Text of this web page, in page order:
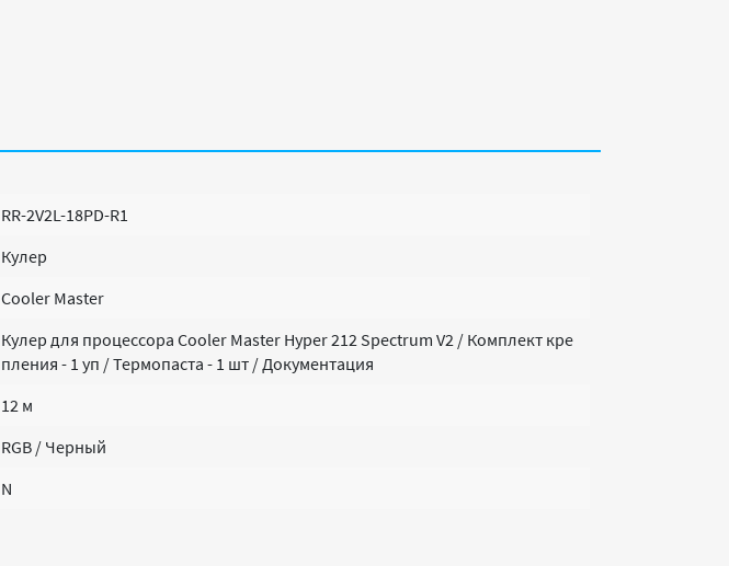
RR-2V2L-18PD-R1
Кулер
Cooler Master
Кулер для процессора Cooler Master Hyper 212 Spectrum V2 / Комплект кре
пления - 1 уп / Термопаста - 1 шт / Документация
12 м
RGB / Черный
N